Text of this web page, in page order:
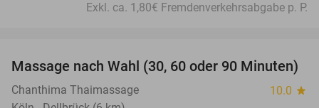
Exkl. ca. 1,80€ Fremdenverkehrsabgabe p. P.
34%
Massage nach Wahl (30, 60 oder 90 Minuten)
Chanthima Thaimassage 10.0 star